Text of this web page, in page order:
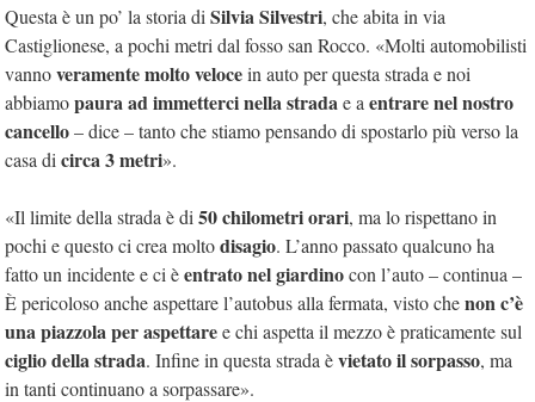
Questa è un po’ la storia di Silvia Silvestri, che abita in via
Castiglionese, a pochi metri dal fosso san Rocco. «Molti automobilisti
vannoveramente molto velocein auto per questa strada e noi
abbiamopaura ad immetterci nella stradae a entrare nel nostro
cancello– dice – tanto che stiamo pensando di spostarlo più verso la
casa di circa 3 metri».
«Il limite della strada è di 50 chilometri orari, ma lo rispettano in
pochi e questo ci crea moltodisagio. L’anno passato qualcuno ha
fatto un incidente e ci èentrato nel giardinocon l’auto – continua –
È pericoloso anche aspettare l’autobus alla fermata, visto chenon c’è
una piazzola per aspettaree chi aspetta il mezzo è praticamente sul
ciglio della strada. Infine in questa strada èvietato il sorpasso, ma
in tanti continuano a sorpassare».